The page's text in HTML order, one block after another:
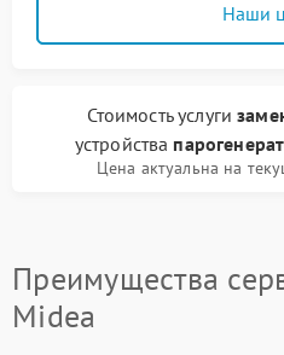
Наши
Стоимость услуги
устройства
Цена актуальна на
Преимущества
Midea